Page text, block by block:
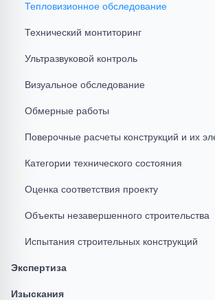
Тепловизионное обследование
Технический монтиторинг
Ультразвуковой контроль
Визуальное обследование
Обмерные работы
Поверочные расчеты конструкций и их
Категории технического состояния
Оценка соответствия проекту
Объекты незавершенного строительства
Испытания строительных конструкций
Экспертиза
Изыскания